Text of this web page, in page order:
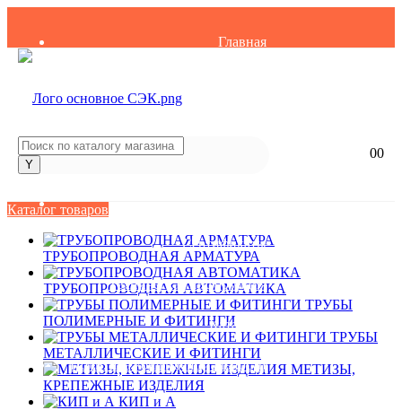
Главная
Сертификаты
Техническая информация
Каталоги
Политика конфиденциальности
00
Каталог товаров
ТРУБОПРОВОДНАЯ АРМАТУРА
ТРУБОПРОВОДНАЯ АВТОМАТИКА
ТРУБЫ
ПОЛИМЕРНЫЕ И ФИТИНГИ
ТРУБЫ
МЕТАЛЛИЧЕСКИЕ И ФИТИНГИ
МЕТИЗЫ,
КРЕПЕЖНЫЕ ИЗДЕЛИЯ
КИП и А